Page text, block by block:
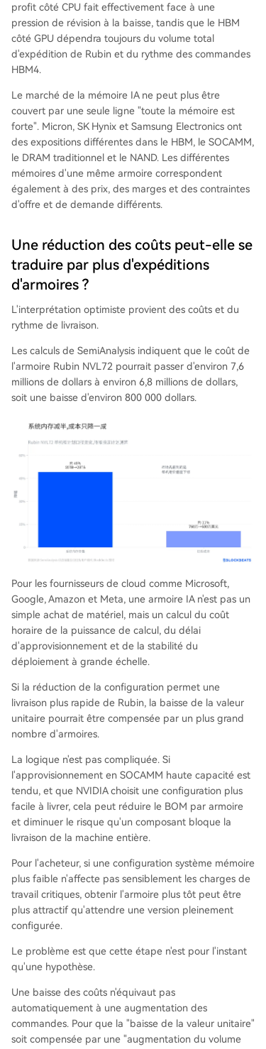
profit côté CPU fait effectivement face à une
pression de révision à la baisse, tandis que le HBM
côté GPU dépendra toujours du volume total
d'expédition de Rubin et du rythme des commandes
HBM4.
Le marché de la mémoire IA ne peut plus être
couvert par une seule ligne "toute la mémoire est
forte". Micron, SK Hynix et Samsung Electronics ont
des expositions différentes dans le HBM, le SOCAMM,
le DRAM traditionnel et le NAND. Les différentes
mémoires d'une même armoire correspondent
également à des prix, des marges et des contraintes
d'offre et de demande différents.
Une réduction des coûts peut-elle se
traduire par plus d'expéditions
d'armoires ?
L'interprétation optimiste provient des coûts et du
rythme de livraison.
Les calculs de SemiAnalysis indiquent que le coût de
l'armoire Rubin NVL72 pourrait passer d'environ 7,6
millions de dollars à environ 6,8 millions de dollars,
soit une baisse d'environ 800 000 dollars.
Pour les fournisseurs de cloud comme Microsoft,
Google, Amazon et Meta, une armoire IA n'est pas un
simple achat de matériel, mais un calcul du coût
horaire de la puissance de calcul, du délai
d'approvisionnement et de la stabilité du
déploiement à grande échelle.
Si la réduction de la configuration permet une
livraison plus rapide de Rubin, la baisse de la valeur
unitaire pourrait être compensée par un plus grand
nombre d'armoires.
La logique n'est pas compliquée. Si
l'approvisionnement en SOCAMM haute capacité est
tendu, et que NVIDIA choisit une configuration plus
facile à livrer, cela peut réduire le BOM par armoire
et diminuer le risque qu'un composant bloque la
livraison de la machine entière.
Pour l'acheteur, si une configuration système mémoire
plus faible n'affecte pas sensiblement les charges de
travail critiques, obtenir l'armoire plus tôt peut être
plus attractif qu'attendre une version pleinement
configurée.
Le problème est que cette étape n'est pour l'instant
qu'une hypothèse.
Une baisse des coûts n'équivaut pas
automatiquement à une augmentation des
commandes. Pour que la "baisse de la valeur unitaire"
soit compensée par une "augmentation du volume